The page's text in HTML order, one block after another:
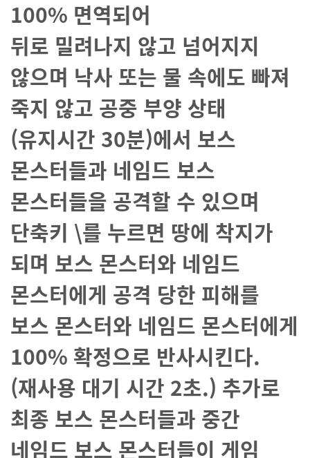
100% 면역되어
뒤로 밀려나지 않고 넘어지지
않으며 낙사 또는 물 속에도 빠져
죽지 않고 공중 부양 상태
(유지시간 30분)에서 보스
몬스터들과 네임드 보스
몬스터들을 공격할 수 있으며
단축키 \를 누르면 땅에 착지가
되며 보스 몬스터와 네임드
몬스터에게 공격 당한 피해를
보스 몬스터와 네임드 몬스터에게
100% 확정으로 반사시킨다.
(재사용 대기 시간 2초.) 추가로
최종 보스 몬스터들과 중간
네임드 보스 몬스터들이 게임